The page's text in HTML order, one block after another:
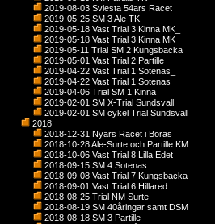
2019-08-03 Sviesta 54ars Racet
2019-05-25 SM 3 Ale TK
2019-05-18 Vast Trial 3 Kinna MK_
2019-05-18 Vast Trial 3 Kinna MK
2019-05-11 Trial SM 2 Kungsbacka
2019-05-01 Vast Trial 2 Partille
2019-04-22 Vast Trial 1 Sotenas_
2019-04-22 Vast Trial 1 Sotenas
2019-04-06 Trial SM 1 Kinna
2019-02-01 SM X-Trial Sundsvall
2019-02-01 SM cykel Trial Sundsvall
2018
2018-12-31 Nyars Racet i Boras
2018-10-28 Ale-Surte och Partille KM
2018-10-06 Vast Trial 8 Lilla Edet
2018-09-15 SM 4 Sotenas
2018-09-08 Vast Trial 7 Kungsbacka
2018-09-01 Vast Trial 6 Hillared
2018-08-25 Trial NM Surte
2018-08-19 SM 40åringar samt DSM
2018-08-18 SM 3 Partille